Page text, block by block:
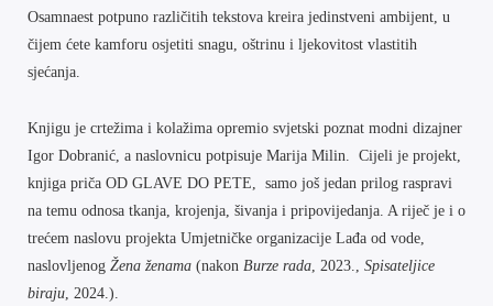
Osamnaest potpuno različitih tekstova kreira jedinstveni ambijent, u
čijem ćete kamforu osjetiti snagu, oštrinu i ljekovitost vlastitih
sjećanja.
Knjigu je crtežima i kolažima opremio svjetski poznat modni dizajner
Igor Dobranić, a naslovnicu potpisuje Marija Milin. Cijeli je projekt,
knjiga priča OD GLAVE DO PETE, samo još jedan prilog raspravi
na temu odnosa tkanja, krojenja, šivanja i pripovijedanja. A riječ je i o
trećem naslovu projekta Umjetničke organizacije Lađa od vode,
naslovljenog Žena ženama (nakon Burze rada , 2023., Spisateljice
biraju , 2024.).